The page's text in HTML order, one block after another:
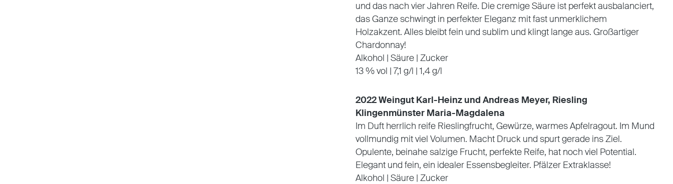
und das nach vier Jahren Reife. Die cremige Säure ist perfekt ausbalanciert,
das Ganze schwingt in perfekter Eleganz mit fast unmerklichem
Holzakzent. Alles bleibt fein und sublim und klingt lange aus. Großartiger
Chardonnay!
Alkohol | Säure | Zucker
13 % vol | 7,1 g/l | 1,4 g/l
2022 Weingut Karl-Heinz und Andreas Meyer, Riesling
Klingenmünster Maria-Magdalena
Im Duft herrlich reife Rieslingfrucht, Gewürze, warmes Apfelragout. Im Mund
vollmundig mit viel Volumen. Macht Druck und spurt gerade ins Ziel.
Opulente, beinahe salzige Frucht, perfekte Reife, hat noch viel Potential.
Elegant und fein, ein idealer Essensbegleiter. Pfälzer Extraklasse!
Alkohol | Säure | Zucker